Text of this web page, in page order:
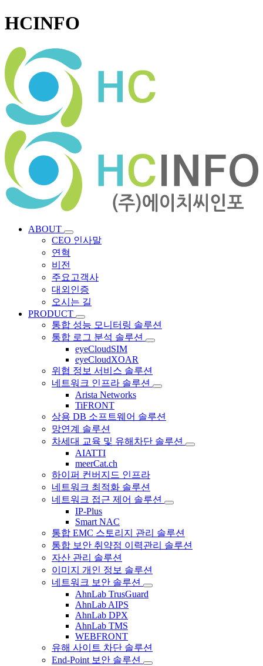
HCINFO
ABOUT
CEO 인사말
연혁
비전
주요고객사
대외인증
오시는 길
PRODUCT
통합 성능 모니터링 솔루션
통합 로그 분석 솔루션
eyeCloudSIM
eyeCloudXOAR
위협 정보 서비스 솔루션
네트워크 인프라 솔루션
Arista Networks
TiFRONT
상용 DB 소프트웨어 솔루션
망연계 솔루션
차세대 교육 및 유해차단 솔루션
AIATTI
meerCat.ch
하이퍼 컨버지드 인프라
네트워크 최적화 솔루션
네트워크 접근 제어 솔루션
IP-Plus
Smart NAC
통합 EMC 스토리지 관리 솔루션
통합 보안 취약점 이력관리 솔루션
자산 관리 솔루션
이미지 개인 정보 솔루션
네트워크 보안 솔루션
AhnLab TrusGuard
AhnLab AIPS
AhnLab DPX
AhnLab TMS
WEBFRONT
유해 사이트 차단 솔루션
End-Point 보안 솔루션